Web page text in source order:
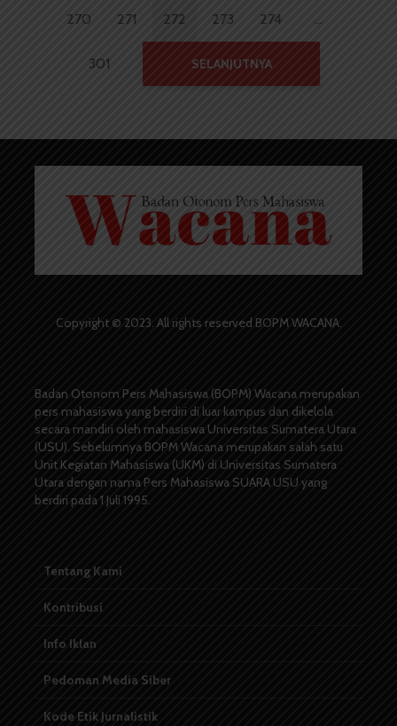
270 271 272 273 274 …
301 SELANJUTNYA
Copyright © 2023. All rights reserved BOPM WACANA.
Badan Otonom Pers Mahasiswa (BOPM) Wacana merupakan
pers mahasiswa yang berdiri di luar kampus dan dikelola
secara mandiri oleh mahasiswa Universitas Sumatera Utara
(USU). Sebelumnya BOPM Wacana merupakan salah satu
Unit Kegiatan Mahasiswa (UKM) di Universitas Sumatera
Utara dengan nama Pers Mahasiswa SUARA USU yang
berdiri pada 1 Juli 1995.
Tentang Kami
Kontribusi
Info Iklan
Pedoman Media Siber
Kode Etik Jurnalistik